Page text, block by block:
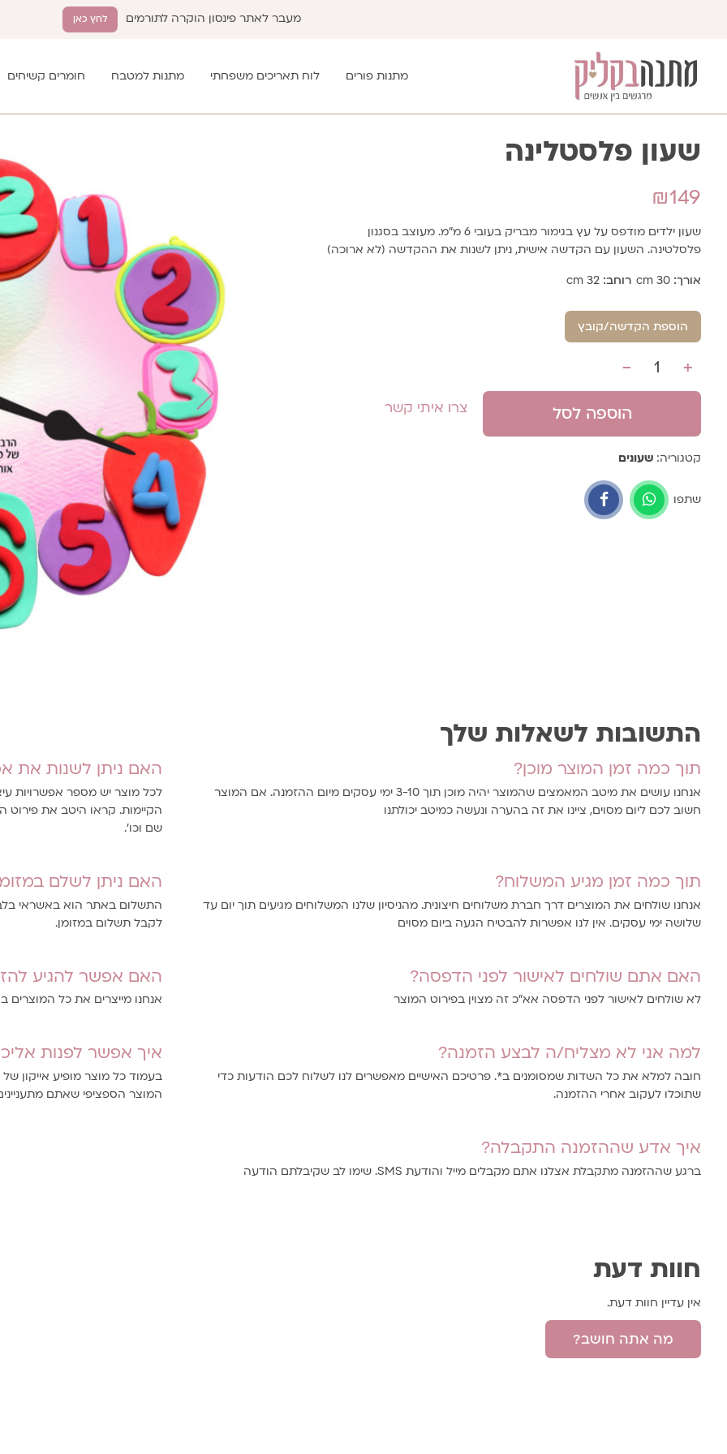
מעבר לאתר פינסון הוקרה לתורמים לחץ כאן
מתנות פורים לוח תאריכים משפחתי מתנות למטבח חומרים קשיחים
שעון פלסטלינה
₪149
שעון ילדים מודפס על עץ בגימור מבריק בעובי 6 מ"מ. מעוצב בסגנון
פלסלטינה. השעון עם הקדשה אישית, ניתן לשנות את ההקדשה (לא ארוכה)
אורך: 30 cm רוחב: 32 cm
הוספת הקדשה/קובץ
כמות
+
-
הוספה לסל צרו איתי קשר
קטגוריה: שעונים
שתפו
התשובות לשאלות שלך
תוך כמה זמן המוצר מוכן?
אנחנו עושים את מיטב המאמצים שהמוצר יהיה מוכן תוך 3-10 ימי עסקים מיום ההזמנה. אם המוצר
חשוב לכם ליום מסוים, ציינו את זה בהערה ונעשה כמיטב יכולתנו
האם ניתן לשנות את
לכל מוצר יש מספר אפשרויות
הקיימות. קראו היטב את
שם וכו'.
תוך כמה זמן מגיע המשלוח?
אנחנו שולחים את המוצרים דרך חברת משלוחים חיצונית. מהניסיון שלנו המשלוחים מגיעים תוך יום עד
שלושה ימי עסקים. אין לנו אפשרות להבטיח הגעה ביום מסוים
האם ניתן לשלם
התשלום באתר הוא באשראי
לקבל תשלום במזומן.
האם אתם שולחים לאישור לפני הדפסה?
לא שולחים לאישור לפני הדפסה אא"כ זה מצוין בפירוט המוצר
האם אפשר להגיע
אנחנו מייצרים את כל
למה אני לא מצליח/ה לבצע הזמנה?
חובה למלא את כל השדות שמסומנים ב*. פרטיכם האישיים מאפשרים לנו לשלוח לכם הודעות כדי
שתוכלו לעקוב אחרי ההזמנה.
איך אפשר לפנות
בעמוד כל מוצר מופיע אייקון
המוצר הספציפי שאתם
איך אדע שההזמנה התקבלה?
ברגע שההזמנה מתקבלת אצלנו אתם מקבלים מייל והודעת SMS. שימו לב שקיבלתם הודעה
חוות דעת
אין עדיין חוות דעת.
מה אתה חושב?